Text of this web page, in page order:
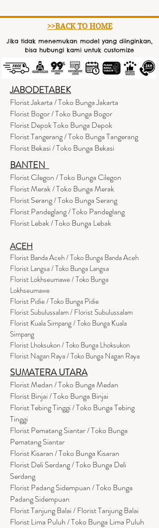
>>BACK TO HOME
Jika tidak menemukan model yang diinginkan,
bisa hubungi kami untuk customize
JABODETABEK
Florist Jakarta / Toko Bunga Jakarta
Florist Bogor / Toko Bunga Bogor
Florist Depok Toko Bunga Depok
Florist Tangerang / Toko Bunga Tangerang
Florist Bekasi / Toko Bunga Bekasi
BANTEN
Florist Cilegon / Toko Bunga Cilegon
Florist Merak / Toko Bunga Merak
Florist Serang / Toko Bunga Serang
Florist Pandeglang / Toko Pandeglang
Florist Lebak / Toko Bunga Lebak
ACEH
Florist Banda Aceh / Toko Bunga Banda Aceh
Florist Langsa / Toko Bunga Langsa
Florist Lokhseumawe / Toko Bunga
Lokhseumawe
Florist Pidie / Toko Bunga Pidie
Florist Subulussalam / Florist Subulussalam
Florist Kuala Simpang / Toko Bunga Kuala
Simpang
Florist Lhoksukon / Toko Bunga Lhoksukon
Florist Nagan Raya / Toko Bunga Nagan Raya
SUMATERA UTARA
Florist Medan / Toko Bunga Medan
Florist Binjai / Toko Bunga Binjai
Florist Tebing Tinggi / Toko Bunga Tebing
Tinggi
Florist Pematang Siantar / Toko Bunga
Pematang Siantar
Florist Kisaran / Toko Bunga Kisaran
Florist Deli Serdang / Toko Bunga Deli
Serdang
Florist Padang Sidempuan / Toko Bunga
Padang Sidempuan
Florist Tanjung Balai / Florist Tanjung Balai
Florist Lima Puluh / Toko Bunga Lima Puluh